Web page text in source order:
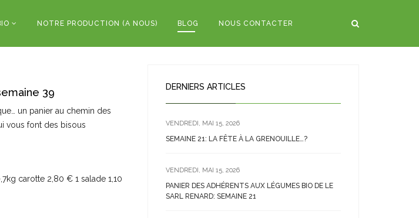
NOTRE PRODUCTION (A NOUS) BLOG NOUS CONTACTER
39
un panier au chemin des
vous font des bisous
carotte 2,80 € 1 salade 1,10
DERNIERS ARTICLES
VENDREDI, MAI 15, 2026
SEMAINE 21: LA FÊTE À LA GRENOUILLE…?
VENDREDI, MAI 15, 2026
PANIER DES ADHÉRENTS AUX LÉGUMES BIO DE LE
SARL RENARD: SEMAINE 21